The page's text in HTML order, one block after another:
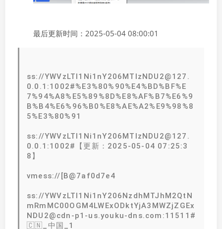
最后更新时间：2025-05-04 08:00:01
ss://YWVzLTI1Ni1nY206MTIzNDU2@127.
0.0.1:1002#%E3%80%90%E4%BD%BF%E
7%94%A8%E5%89%8D%E8%AF%B7%E6%9
B%B4%E6%96%B0%E8%AE%A2%E9%98%8
5%E3%80%91
ss://YWVzLTI1Ni1nY206MTIzNDU2@127.
0.0.1:1002#【更新：2025-05-04 07:25:3
8】
vmess://[B@7af0d7e4
ss://YWVzLTI1Ni1nY206NzdhMTJhM2QtN
mRmMC00OGM4LWExODktYjA3MWZjZGEx
NDU2@cdn-p1-us.youku-dns.com:11511#
🇨🇳_中国_1